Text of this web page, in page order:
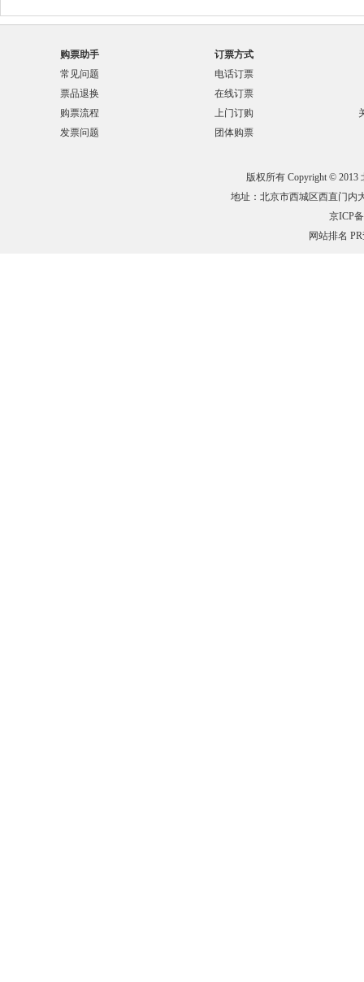
购票助手
常见问题
票品退换
购票流程
发票问题
订票方式
电话订票
在线订票
上门订购
团体购票
版权所有 Copyright © 2013
地址：北京市西城区西直门内
京ICP
网站排名